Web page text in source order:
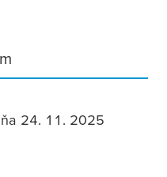
24. 11. 2025